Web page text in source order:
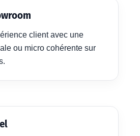
client avec une
ou micro cohérente sur